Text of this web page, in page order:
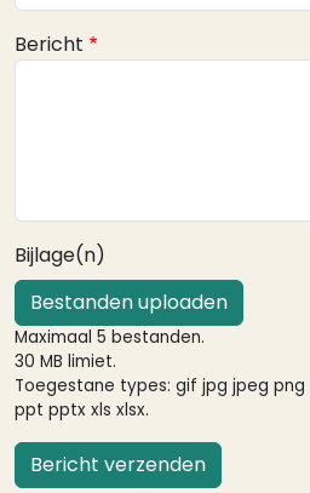
Bericht
Bijlage(n)
Bestanden uploaden
Maximaal 5 bestanden.
30 MB limiet.
Toegestane types: gif jpg jpeg
ppt pptx xls xlsx.